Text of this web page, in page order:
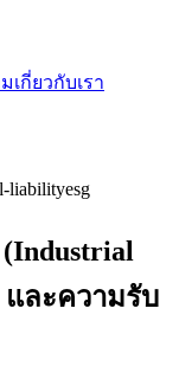
เกี่ยวกับเรา
liabilityesg
และความรับ